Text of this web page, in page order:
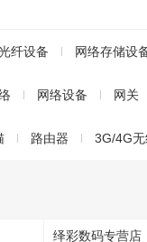
纤设备 网络存储设
网络设备 网关
路由器 3G/4G
绎彩数码专营店